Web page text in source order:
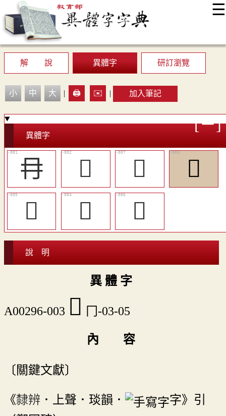
☰
最新消息
顯示模式
網站導覽
解 說
異體字 研訂瀏覽
小 中 大 | 🖨️ ✉️ | 加入筆記
異體字
冄 󰘫 󰘰
󰘬
󰘮
󰘭 󰘯
說 明
異 體 字
A00296-003 󰘬 冂-03-05
內 容
〔關鍵文獻〕
《隸辨 ．上聲．琰韻．
字》引